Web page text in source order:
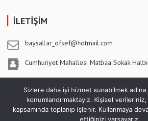
İLETİŞİM
baysallar_ofsef@hotmail.com
Cumhuriyet Mahallesi Matbaa Sokak
Sizlere daha iyi hizmet sunabilmek
konumlandırmaktayız. Kişisel verileriniz,
kapsamında toplanıp işlenir. Kullanmaya
ettiğinizi varsayarız.